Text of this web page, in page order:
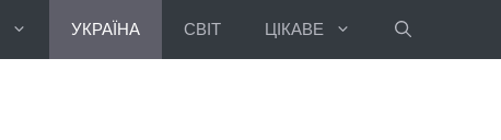
УКРАЇНА СВІТ ЦІКАВЕ